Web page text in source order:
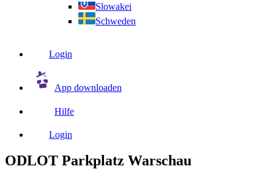
Slowakei
Schweden
Login
App downloaden
Hilfe
Login
ODLOT Parkplatz Warschau